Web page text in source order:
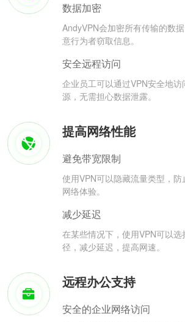
数据加密
AndyVPN会加密所有传输的数
意行为者窃取信息。
安全远程访问
企业员工可以通过VPN安全地
源，无需担心数据泄露。
提高网络性能
避免带宽限制
使用VPN可以隐藏流量类型，
网络体验。
减少延迟
在某些情况下，使用VPN可以
径，减少延迟，提高网速。
远程办公支持
安全的企业网络访问